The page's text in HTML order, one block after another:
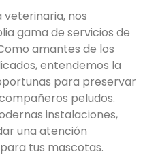
veterinaria, nos
gama de servicios de
amantes de los
entendemos la
para preservar
peludos.
instalaciones,
una atención
tus mascotas.